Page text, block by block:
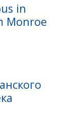
in
Monroe